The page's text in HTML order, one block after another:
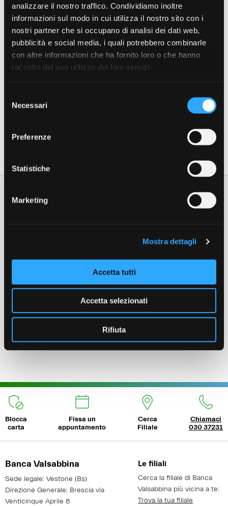
analizzare il nostro traffico. Condividiamo inoltre
informazioni sul modo in cui utilizza il nostro sito con i
nostri partner che si occupano di analisi dei dati web,
pubblicità e social media, i quali potrebbero combinarle
con altre informazioni che ha fornito loro o che hanno
raccolto dal suo utilizzo dei loro servizi.
delNecessari
Preferenze
Statistiche
Marketing
Mostra dettagli
Accetta tutti
Accetta selezionati
Rifiuta
Maggiori informazioni
Il Conto per igiovanitra i 18 e i 30 anni convinti che il
meglio debba ancora venire. E che verrà.
Scopri di più
Blocca
carta
Fissa un
appuntamento
Cerca
Filiale
Chiamaci
030 37231
Banca Valsabbina
Sede legale: Vestone (Bs)
Direzione Generale: Brescia via
Venticinque Aprile 8
Le filiali
Cerca la filiale di Banca
Valsabbina più vicina a te:
Trova la tua filiale